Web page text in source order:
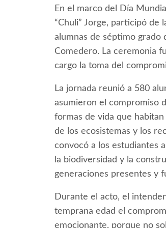
En el marco del Día
“Chuli” Jorge, participó de
alumnas de séptimo
Comedero. La ceremonia
cargo la toma del
La jornada reunió a 580
asumieron el compromiso
formas de vida que
de los ecosistemas y los
convocó a los estudiantes
la biodiversidad y la
generaciones presentes y
Durante el acto, el
temprana edad el
emocionante, porque no